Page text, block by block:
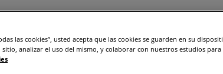
las cookies”, usted acepta que las cookies se guarden en su
analizar el uso del mismo, y colaborar con nuestros estudios para